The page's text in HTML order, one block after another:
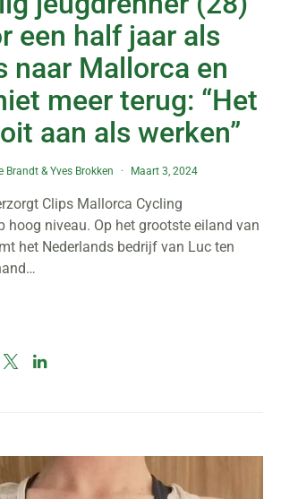
een half jaar als
naar Mallorca en
meer terug: “Het
aan als werken”
Brandt &Yves Brokken Maart 3, 2024
Clips Mallorca Cycling
hoog niveau. Op het grootste eiland van
het Nederlands bedrijf van Luc ten